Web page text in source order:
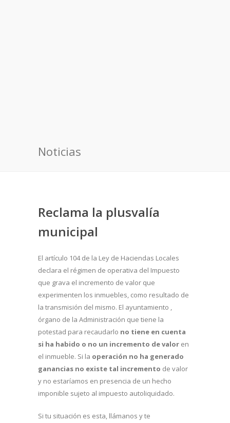
Noticias
Reclama la plusvalía
municipal
El artículo 104 de la Ley de Haciendas Locales
declara el régimen de operativa del Impuesto
que grava el incremento de valor que
experimenten los inmuebles, como resultado de
la transmisión del mismo. El ayuntamiento ,
órgano de la Administración que tiene la
potestad para recaudarlo no tiene en cuenta
si ha habido o no un incremento de valor en
el inmueble. Si la operación no ha generado
ganancias no existe tal incremento de valor
y no estaríamos en presencia de un hecho
imponible sujeto al impuesto autoliquidado.
Si tu situación es esta, llámanos y te